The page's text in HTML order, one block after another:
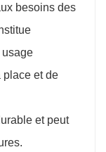
besoins des
place et de
et peut